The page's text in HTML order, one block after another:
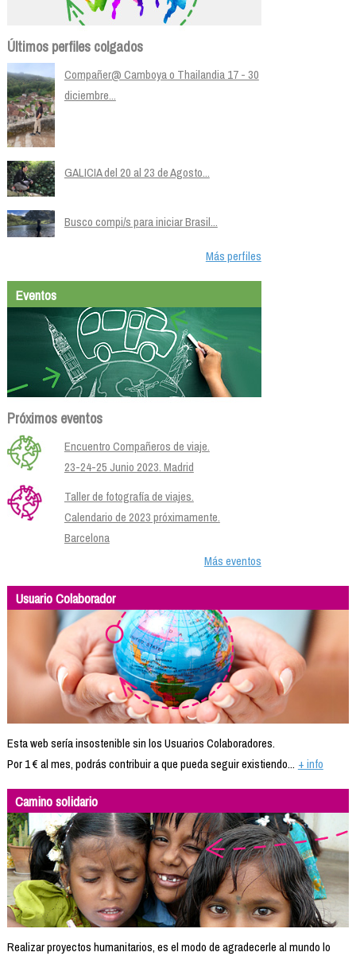
Últimos perfiles colgados
Compañer@ Camboya o Thailandia 17 - 30
diciembre...
GALICIA del 20 al 23 de Agosto...
Busco compi/s para iniciar Brasil...
Más perfiles
Eventos
Próximos eventos
Encuentro Compañeros de viaje.
23-24-25 Junio 2023. Madrid
Taller de fotografía de viajes.
Calendario de 2023 próximamente.
Barcelona
Más eventos
Usuario Colaborador
Esta web sería insostenible sin los Usuarios Colaboradores.
Por 1 € al mes, podrás contribuir a que pueda seguir existiendo... + info
Camino solidario
Realizar proyectos humanitarios, es el modo de agradecerle al mundo lo